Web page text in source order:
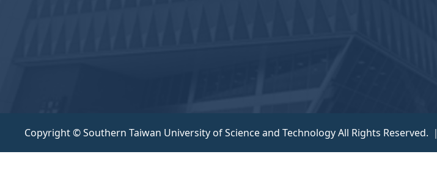
Copyright © Southern Taiwan University of Science and Technology All Rights Reserved. ｜